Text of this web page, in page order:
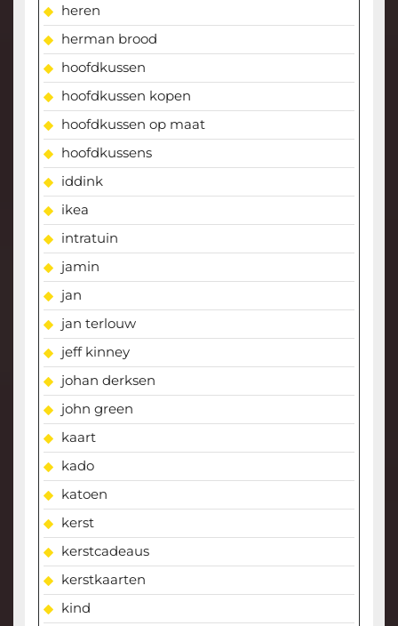
heren
herman brood
hoofdkussen
hoofdkussen kopen
hoofdkussen op maat
hoofdkussens
iddink
ikea
intratuin
jamin
jan
jan terlouw
jeff kinney
johan derksen
john green
kaart
kado
katoen
kerst
kerstcadeaus
kerstkaarten
kind